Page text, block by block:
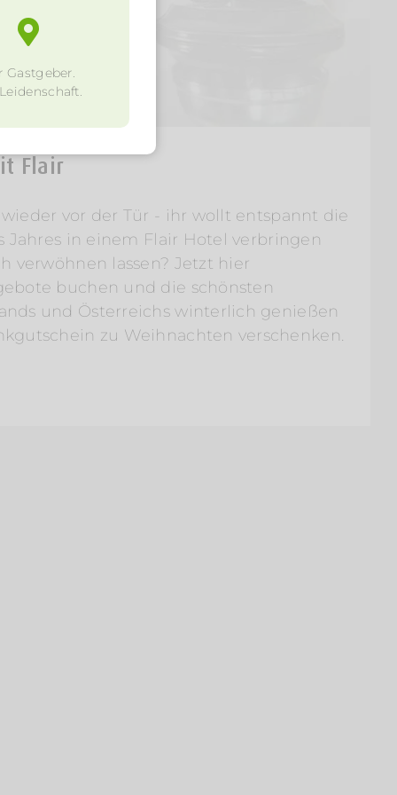
Flair
vor der Tür - ihr wollt entspannt die
Jahres in einem Flair Hotel verbringen
verwöhnen lassen? Jetzt hier
buchen und die schönsten
und Österreichs winterlich genießen
zu Weihnachten verschenken.
Gastgeber.